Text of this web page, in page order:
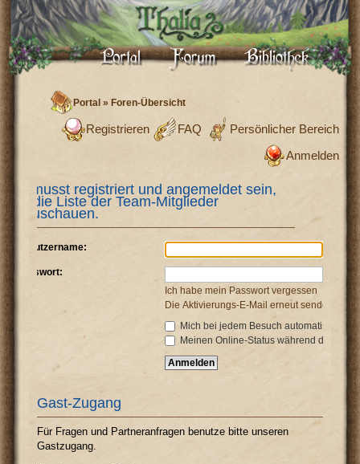
Portal »Foren-Übersicht
Persönlicher Bereich
FAQ
Registrieren
Anmelden
Du musst registriert und angemeldet sein,
um die Liste der Team-Mitglieder
anzuschauen.
Benutzername:
Passwort:
Ich habe mein Passwort vergessen
Die Aktivierungs-E-Mail erneut senden
Mich bei jedem Besuch automatisch
Meinen Online-Status während dieser
Gast-Zugang
Für Fragen und Partneranfragen benutze bitte unseren
Gastzugang.